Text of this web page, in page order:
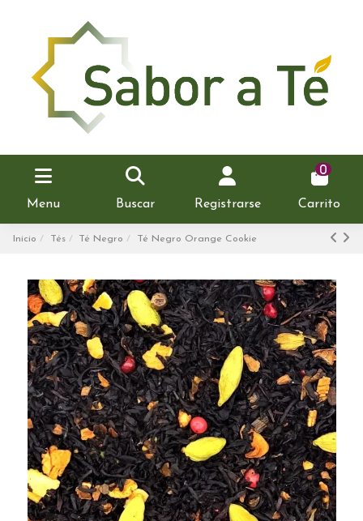
Menu Buscar Registrarse
0
Carrito
Inicio Tés Té Negro Té Negro Orange Cookie